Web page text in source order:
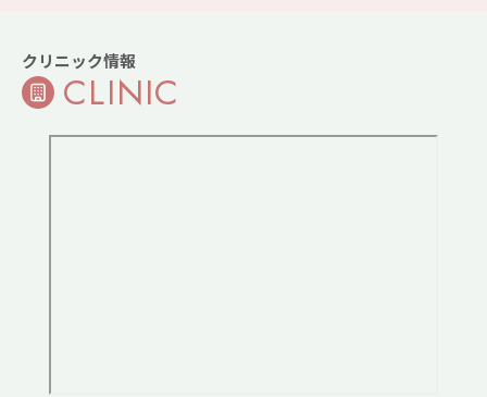
クリニック情報
CLINIC